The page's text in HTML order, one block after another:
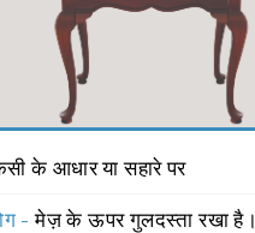
के आधार या सहारे पर
-मेज़ के ऊपर गुलदस्ता रखा है।